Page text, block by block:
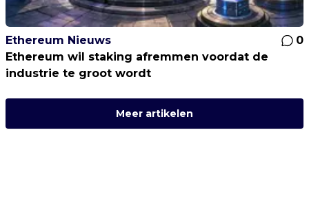
Ethereum Nieuws
0
Ethereum wil staking afremmen voordat de
industrie te groot wordt
Meer artikelen